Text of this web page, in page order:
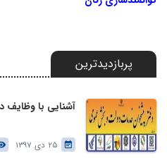
پربازدیدترین
آشنایی با وظایف
25 دی 1397